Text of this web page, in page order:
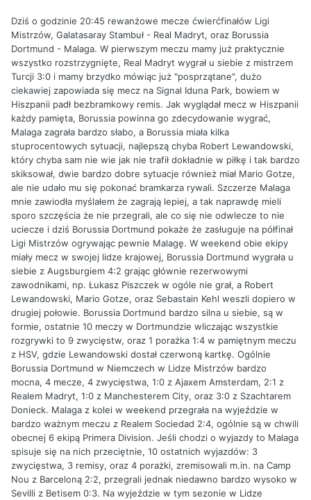
Dziś o godzinie 20:45 rewanżowe mecze ćwierćfinałów Ligi
Mistrzów, Galatasaray Stambuł - Real Madryt, oraz Borussia
Dortmund - Malaga. W pierwszym meczu mamy już praktycznie
wszystko rozstrzygnięte, Real Madryt wygrał u siebie z mistrzem
Turcji 3:0 i mamy brzydko mówiąc już "posprzątane", dużo
ciekawiej zapowiada się mecz na Signal Iduna Park, bowiem w
Hiszpanii padł bezbramkowy remis. Jak wyglądał mecz w Hiszpanii
każdy pamięta, Borussia powinna go zdecydowanie wygrać,
Malaga zagrała bardzo słabo, a Borussia miała kilka
stuprocentowych sytuacji, najlepszą chyba Robert Lewandowski,
który chyba sam nie wie jak nie trafił dokładnie w piłkę i tak bardzo
skiksował, dwie bardzo dobre sytuacje również miał Mario Gotze,
ale nie udało mu się pokonać bramkarza rywali. Szczerze Malaga
mnie zawiodła myślałem że zagrają lepiej, a tak naprawdę mieli
sporo szczęścia że nie przegrali, ale co się nie odwlecze to nie
uciecze i dziś Borussia Dortmund pokaże że zasługuje na półfinał
Ligi Mistrzów ogrywając pewnie Malagę. W weekend obie ekipy
miały mecz w swojej lidze krajowej, Borussia Dortmund wygrała u
siebie z Augsburgiem 4:2 grając głównie rezerwowymi
zawodnikami, np. Łukasz Piszczek w ogóle nie grał, a Robert
Lewandowski, Mario Gotze, oraz Sebastain Kehl weszli dopiero w
drugiej połowie. Borussia Dortmund bardzo silna u siebie, są w
formie, ostatnie 10 meczy w Dortmundzie wliczając wszystkie
rozgrywki to 9 zwycięstw, oraz 1 porażka 1:4 w pamiętnym meczu
z HSV, gdzie Lewandowski dostał czerwoną kartkę. Ogólnie
Borussia Dortmund w Niemczech w Lidze Mistrzów bardzo
mocna, 4 mecze, 4 zwycięstwa, 1:0 z Ajaxem Amsterdam, 2:1 z
Realem Madryt, 1:0 z Manchesterem City, oraz 3:0 z Szachtarem
Donieck. Malaga z kolei w weekend przegrała na wyjeździe w
bardzo ważnym meczu z Realem Sociedad 2:4, ogólnie są w chwili
obecnej 6 ekipą Primera Division. Jeśli chodzi o wyjazdy to Malaga
spisuje się na nich przeciętnie, 10 ostatnich wyjazdów: 3
zwycięstwa, 3 remisy, oraz 4 porażki, zremisowali m.in. na Camp
Nou z Barceloną 2:2, przegrali jednak niedawno bardzo wysoko w
Sevilli z Betisem 0:3. Na wyjeździe w tym sezonie w Lidze